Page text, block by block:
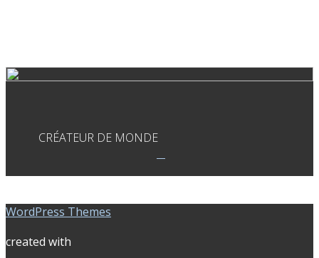
CRÉATEUR DE MONDE
WordPress Themes
created with